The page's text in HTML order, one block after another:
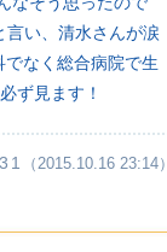
い、清水さんが涙
なく総合病院で生
ず見ます！
（2015.10.16 23:14）